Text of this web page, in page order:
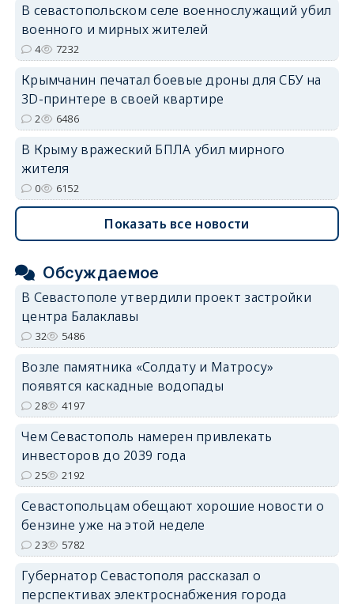
В севастопольском селе военнослужащий убил
военного и мирных жителей
4 7232
Крымчанин печатал боевые дроны для СБУ на
3D-принтере в своей квартире
2 6486
В Крыму вражеский БПЛА убил мирного
жителя
0 6152
Показать все новости
Обсуждаемое
В Севастополе утвердили проект застройки
центра Балаклавы
32 5486
Возле памятника «Солдату и Матросу»
появятся каскадные водопады
28 4197
Чем Севастополь намерен привлекать
инвесторов до 2039 года
25 2192
Севастопольцам обещают хорошие новости о
бензине уже на этой неделе
23 5782
Губернатор Севастополя рассказал о
перспективах электроснабжения города